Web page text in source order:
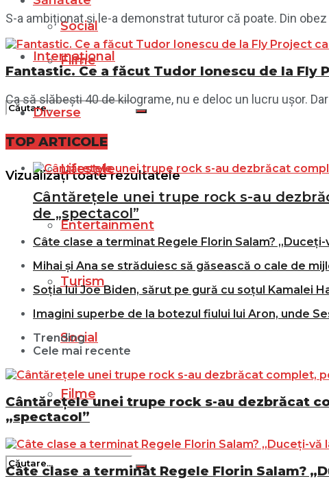
Social
Filme
Nici un rezultat
Vizualizați toate rezultatele
Internațional
Diverse
Lifestyle
Entertainment
Turism
Social
Filme
S-a ambiționat și le-a demonstrat tuturor că poate. Din
Fantastic. Ce a făcut Tudor Ionescu de la Fly
Ca să slăbești 40 de kilograme, nu e deloc un lucru ușor.
TOP ARTICOLE
Cântărețele unei trupe rock s-au
de „spectacol”
Câte clase a terminat Regele Florin Salam?
Mihai și Ana se străduiesc să găsească o cale de
Soția lui Joe Biden, sărut pe gură cu soțul Kamalei
Imagini superbe de la botezul fiului lui Aron, unde
Trending
Cele mai recente
Cântărețele unei trupe rock s-au dezbrăcat
„spectacol”
Câte clase a terminat Regele Florin Salam?